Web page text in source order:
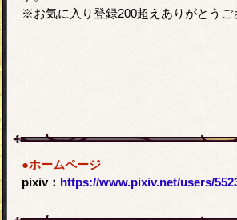
※お気に入り登録200超えありがとうご
●ホームページ
pixiv： https://www.pixiv.net/users/